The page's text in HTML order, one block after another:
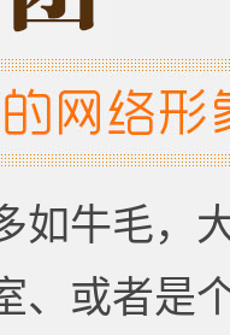
如牛毛，
、或者是